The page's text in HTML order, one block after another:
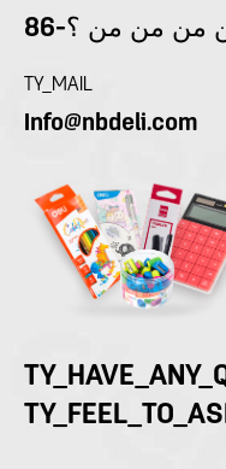
من من من من ؟
TY_MAIL
Info@nbdeli.com